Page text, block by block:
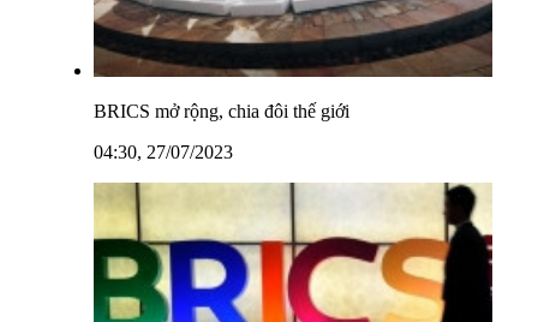
BRICS mở rộng, chia đôi thế giới
04:30, 27/07/2023